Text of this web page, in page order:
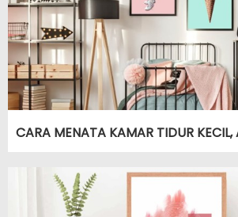
CARA MENATA KAMAR TIDUR